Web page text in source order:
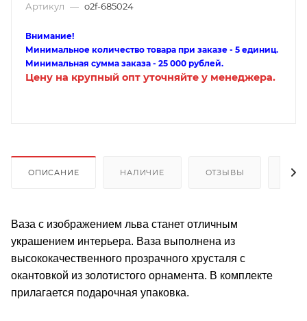
Артикул — o2f-685024
Внимание!
Минимальное количество товара при заказе - 5 единиц.
Минимальная сумма заказа - 25 000 рублей.
Цену на крупный опт уточняйте у менеджера.
ОПИСАНИЕ НАЛИЧИЕ ОТЗЫВЫ
Ваза с изображением льва станет отличным
украшением интерьера. Ваза выполнена из
высококачественного прозрачного хрусталя с
окантовкой из золотистого орнамента. В комплекте
прилагается подарочная упаковка.